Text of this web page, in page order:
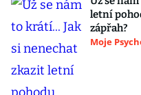
letní
zápřah?
Moje